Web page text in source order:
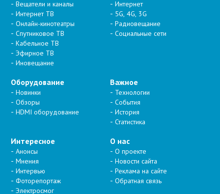
Вещатели и каналы
Интернет ТВ
Онлайн-кинотеатры
Спутниковое ТВ
Кабельное ТВ
Эфирное ТВ
Иновещание
Интернет
5G, 4G, 3G
Радиовещание
Социальные сети
Оборудование
Новинки
Обзоры
HDMI оборудование
Важное
Технологии
События
История
Статистика
Интересное
Анонсы
Мнения
Интервью
Фоторепортаж
Электросмог
О нас
О проекте
Новости сайта
Реклама на сайте
Обратная связь